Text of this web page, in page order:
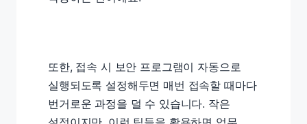
또한, 접속 시 보안 프로그램이 자동으로
실행되도록 설정해두면 매번 접속할 때마다
번거로운 과정을 덜 수 있습니다. 작은